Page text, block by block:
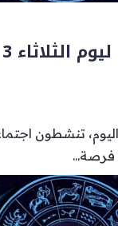
تنشطون
فرصة...